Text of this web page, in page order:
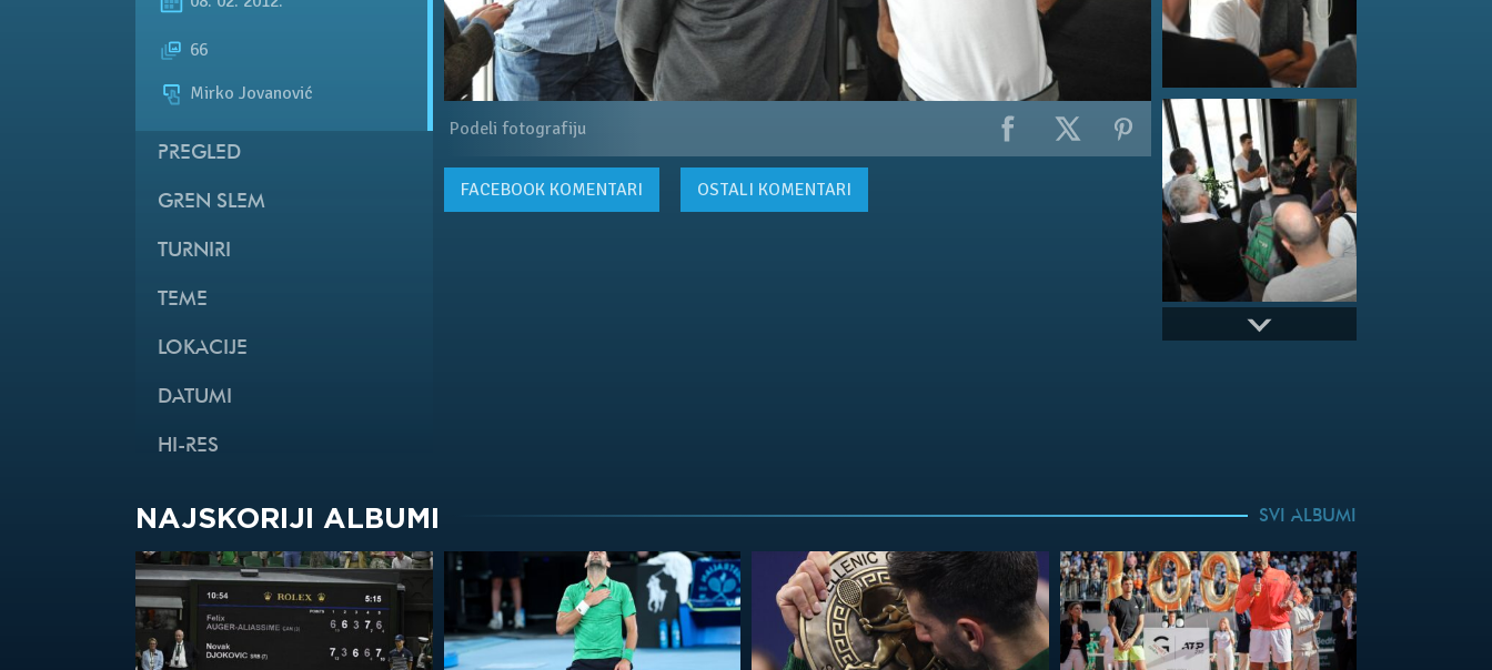
66
Mirko Jovanović
PREGLED
GREN SLEM
TURNIRI
TEME
LOKACIJE
DATUMI
HI-RES
Podeli fotografiju
FACEBOOKKOMENTARI OSTALI KOMENTARI
NAJSKORIJI ALBUMI SVI ALBUMI